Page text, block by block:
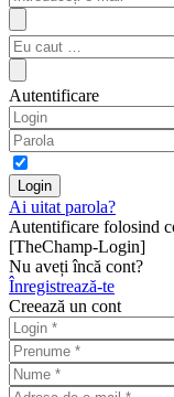
Autentificare
Ai uitat parola?
Autentificare folosind
[TheChamp-Login]
Nu aveți încă cont?
Înregistrează-te
Creează un cont